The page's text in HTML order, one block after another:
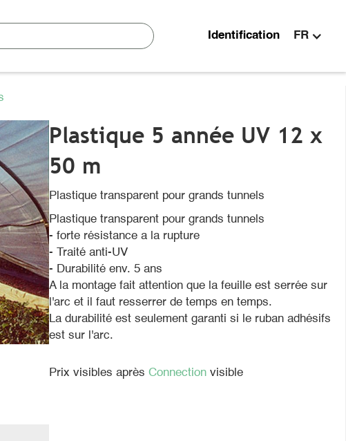
Identification FR
Plastique 5 année UV 12 x
50 m
Plastique transparent pour grands tunnels
Plastique transparent pour grands tunnels
- forte résistance a la rupture
- Traité anti-UV
- Durabilité env. 5 ans
A la montage fait attention que la feuille est serrée sur
l'arc et il faut resserrer de temps en temps.
La durabilité est seulement garanti si le ruban adhésifs
est sur l'arc.
Prix visibles aprèsConnectionvisible